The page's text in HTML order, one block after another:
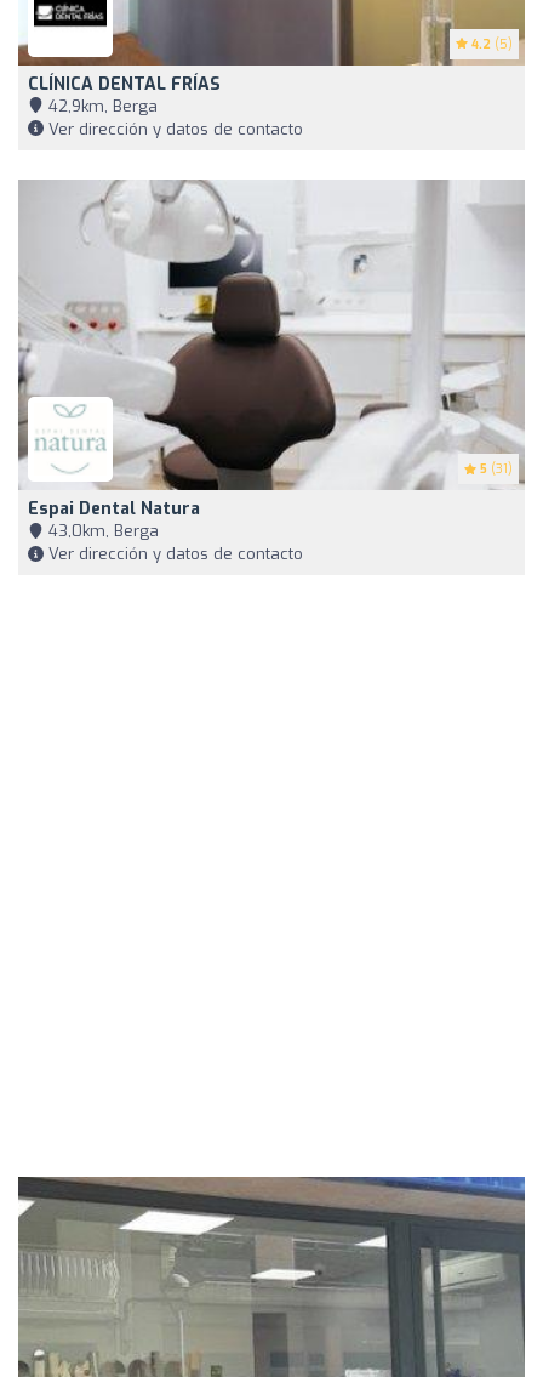
4.2 (5)
CLÍNICA DENTAL FRÍAS
42,9km, Berga
Ver dirección y datos de contacto
5 (31)
Espai Dental Natura
43,0km, Berga
Ver dirección y datos de contacto